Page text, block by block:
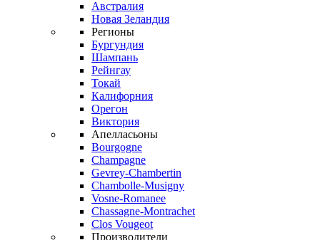
Австралия
Новая Зеландия
Регионы
Бургундия
Шампань
Рейнгау
Токай
Калифорния
Орегон
Виктория
Апелласьоны
Bourgogne
Champagne
Gevrey-Chambertin
Chambolle-Musigny
Vosne-Romanee
Chassagne-Montrachet
Clos Vougeot
Производители